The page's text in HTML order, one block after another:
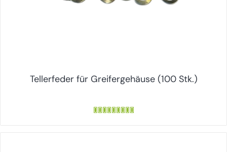
Tellerfeder für Greifergehäuse (100 Stk.)